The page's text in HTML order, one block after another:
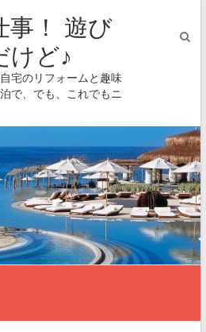
事！ 遊び
けど♪
宅のリフォームと趣味
で、でも、これでもニ